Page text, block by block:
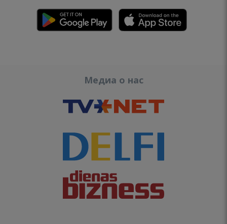
Медиа о нас